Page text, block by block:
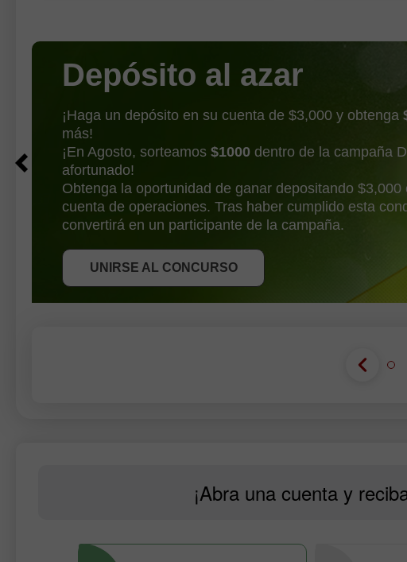
Depósito al azar
¡Haga un depósito en su cuenta de $3,000 y obtenga
más!
¡En Agosto, sorteamos $1000 dentro de la campaña
afortunado!
Obtenga la oportunidad de ganar depositando $3,000
cuenta de operaciones. Tras haber cumplido esta
convertirá en un participante de la campaña.
UNIRSE AL CONCURSO
OBTENER BONO
¡Abra una cuenta y